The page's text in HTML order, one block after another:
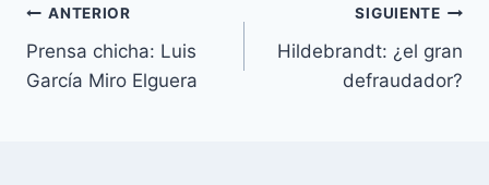
Navegación
de
ANTERIOR
Prensa chicha: Luis
García Miro Elguera
SIGUIENTE
Hildebrandt: ¿el gran
defraudador?